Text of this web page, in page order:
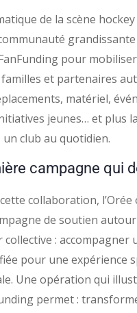
de la scène hockey
grandissante
pour
et partenaires
matériel,
jeunes… et plus
club au quotidien.
campagne qui
collaboration, l’Orée
de soutien
collective : accompagner
pour une expérience
Une opération qui
permet :